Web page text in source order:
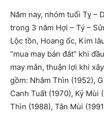
Năm nay, nhóm tuổi Tỵ –
trong 3 năm Hợi – Tý –
Lộc tồn, Hoang ốc, Kim
“mua may bán đắt” khi
may mắn, thuận lợi khi
gồm: Nhâm Thìn (1952),
Canh Tuất (1970), Kỷ Mùi
Thìn (1988), Tân Mùi